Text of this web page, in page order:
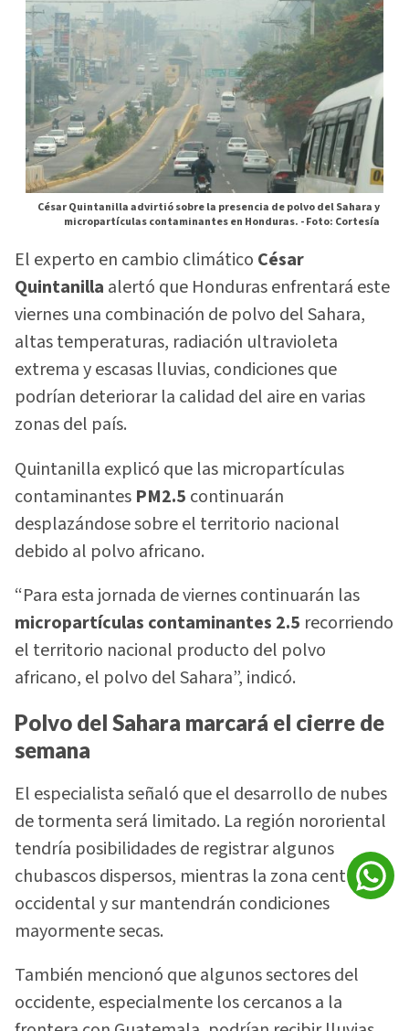
César Quintanilla advirtió sobre la presencia de polvo del Sahara y
micropartículas contaminantes en Honduras. -Foto: Cortesía
El experto en cambio climático César
Quintanilla alertó que Honduras enfrentará este
viernes una combinación de polvo del Sahara,
altas temperaturas, radiación ultravioleta
extrema y escasas lluvias, condiciones que
podrían deteriorar la calidad del aire en varias
zonas del país.
Quintanilla explicó que las micropartículas
contaminantes PM2.5 continuarán
desplazándose sobre el territorio nacional
debido al polvo africano.
“Para esta jornada de viernes continuarán las
micropartículas contaminantes 2.5 recorriendo
el territorio nacional producto del polvo
africano, el polvo del Sahara”, indicó.
Polvo del Sahara marcará el cierre de
semana
El especialista señaló que el desarrollo de nubes
de tormenta será limitado. La región nororiental
tendría posibilidades de registrar algunos
chubascos dispersos, mientras la zona central,
occidental y sur mantendrán condiciones
mayormente secas.
También mencionó que algunos sectores del
occidente, especialmente los cercanos a la